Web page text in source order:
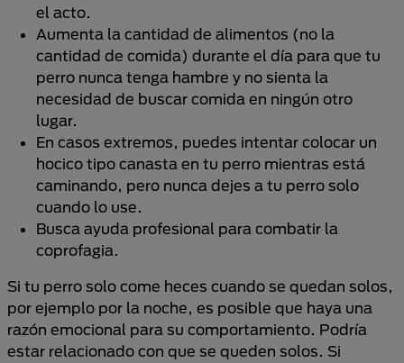
el acto.
Aumenta la cantidad de alimentos (no la
cantidad de comida) durante el día para que tu
perro nunca tenga hambre y no sienta la
necesidad de buscar comida en ningún otro
lugar.
En casos extremos, puedes intentar colocar un
hocico tipo canasta en tu perro mientras está
caminando, pero nunca dejes a tu perro solo
cuando lo use.
Busca ayuda profesional para combatir la
coprofagia.
Si tu perro solo come heces cuando se quedan solos,
por ejemplo por la noche, es posible que haya una
razón emocional para su comportamiento. Podría
estar relacionado con que se queden solos. Si